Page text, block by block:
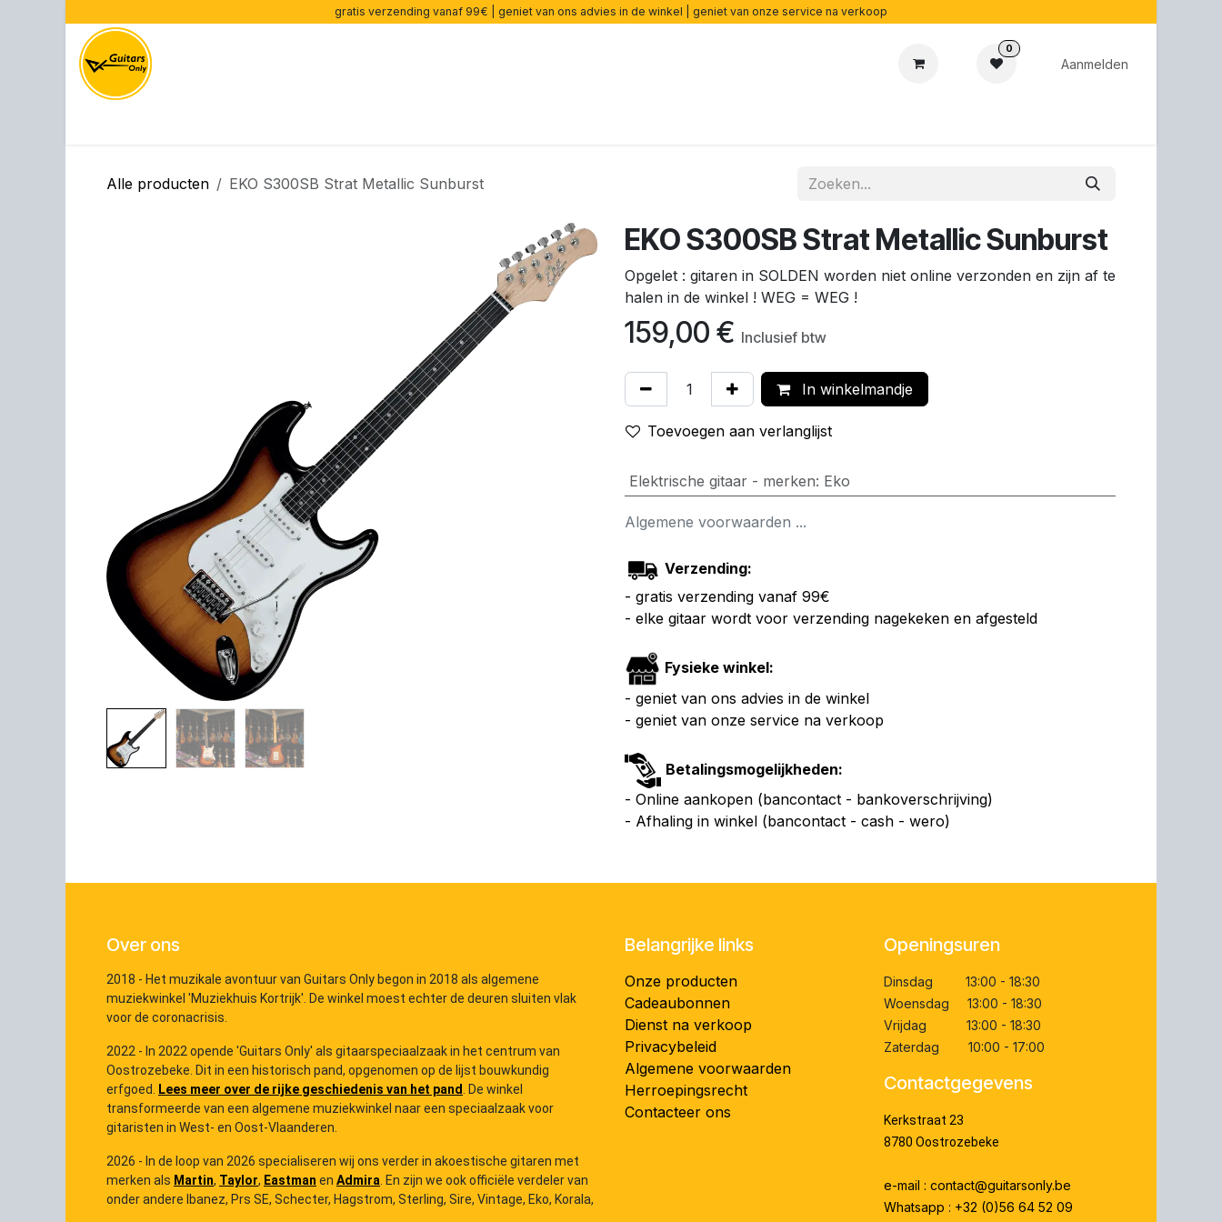
gratis verzending vanaf 99€ | geniet van ons advies in de winkel | geniet van onze service na verkoop
0
Aanmelden
Alle producten EKO S300SB Strat Metallic Sunburst
EKO S300SB Strat Metallic Sunburst
Opgelet : gitaren in SOLDEN worden niet online verzonden en zijn af te
halen in de winkel ! WEG = WEG !
159,00 € Inclusief btw
In winkelmandje
Toevoegen aan verlanglijst
Elektrische gitaar - merken: Eko
Algemene voorwaarden ...
Verzending:
- gratis verzending vanaf 99€
- elke gitaar wordt voor verzending nagekeken en afgesteld
Fysieke winkel:
- geniet van ons advies in de winkel
- geniet van onze service na verkoop
Betalingsmogelijkheden:
- Online aankopen (bancontact - bankoverschrijving)
- Afhaling in winkel (bancontact - cash - wero)
Over ons
2018 - Het muzikale avontuur van Guitars Only begon in 2018 als algemene
muziekwinkel 'Muziekhuis Kortrijk'. De winkel moest echter de deuren sluiten vlak
voor de coronacrisis.
2022 - In 2022 opende 'Guitars Only' als gitaarspeciaalzaak in het centrum van
Oostrozebeke. Dit in een historisch pand, opgenomen op de lijst bouwkundig
erfgoed. Lees meer over de rijke geschiedenis van het pand. De winkel
transformeerde van een algemene muziekwinkel naar een speciaalzaak voor
gitaristen in West- en Oost-Vlaanderen.
2026 - In de loop van 2026 specialiseren wij ons verder in akoestische gitaren met
merken als Martin, Taylor, Eastman en Admira. En zijn we ook officiële verdeler van
onder andere Ibanez, Prs SE, Schecter, Hagstrom, Sterling, Sire, Vintage, Eko, Korala,
Belangrijke links
Onze producten
Cadeaubonnen
Dienst na verkoop
Privacybeleid
Algemene voorwaarden
Herroepingsrecht
Contacteer ons
Openingsuren
Dinsdag 13:00 - 18:30
Woensdag 13:00 - 18:30
Vrijdag 13:00 - 18:30
Zaterdag 10:00 - 17:00
Contactgegevens
Kerkstraat 23
8780 Oostrozebeke
e-mail : contact@guitarsonly.be
Whatsapp : +32 (0)56 64 52 09